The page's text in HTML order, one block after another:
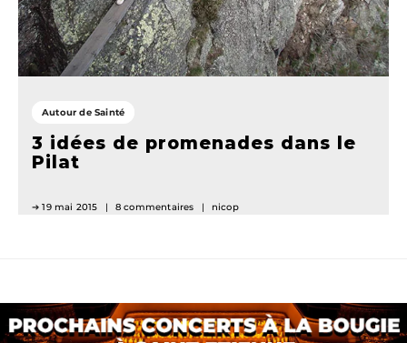
Autour de Sainté
3 idées de promenades dans le
Pilat
19 mai 2015 8 commentaires nicop